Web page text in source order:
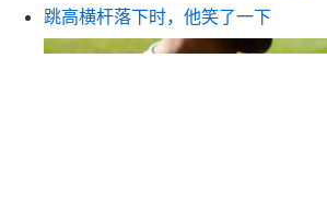
跳高横杆落下时，他笑了一下